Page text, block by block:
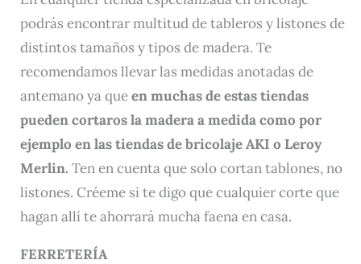
podrás encontrar multitud de tableros y listones de
distintos tamaños y tipos de madera. Te
recomendamos llevar las medidas anotadas de
antemano ya queen muchas de estas tiendas
pueden cortaros la madera a medida como por
ejemplo en las tiendas de bricolaje AKI o Leroy
Merlin. Ten en cuenta que solo cortan tablones, no
listones. Créeme si te digo que cualquier corte que
hagan allí te ahorrará mucha faena en casa.
FERRETERÍA